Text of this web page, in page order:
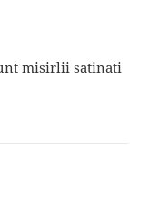
misirlii satinati